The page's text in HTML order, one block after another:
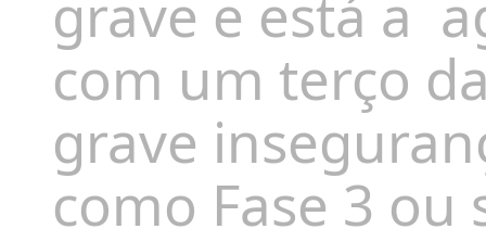
com um terço
grave
como Fase 3